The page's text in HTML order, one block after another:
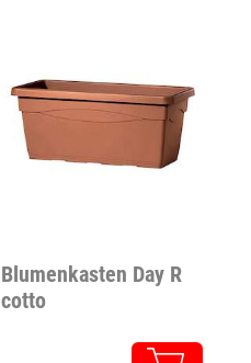
Blumenkasten Day R
cotto